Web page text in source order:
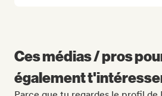
Ces médias / pros
également